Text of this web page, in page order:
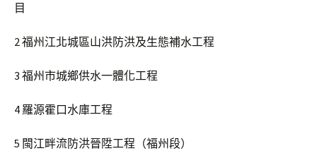
目
2 福州江北城區山洪防洪及生態補水工程
3 福州市城鄉供水一體化工程
4 羅源霍口水庫工程
5 閩江畔流防洪晉陞工程（福州段）